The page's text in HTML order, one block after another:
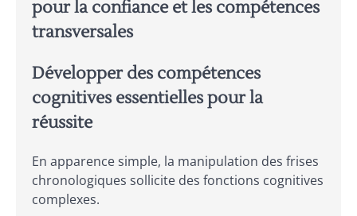
pour la confiance et les compétences
transversales
Développer des compétences
cognitives essentielles pour la
réussite
En apparence simple, la manipulation des frises
chronologiques sollicite des fonctions cognitives
complexes.